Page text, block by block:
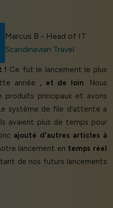
Marcus B - Head of IT
Scandinavian Travel
! Ce fut le lancement le plus
année , et de loin. Nous
produits principaux et avons
système de file d'attente a
avaient plus de temps pour
ajouté d'autres articles à
lancement en temps réel
de nos futurs lancements